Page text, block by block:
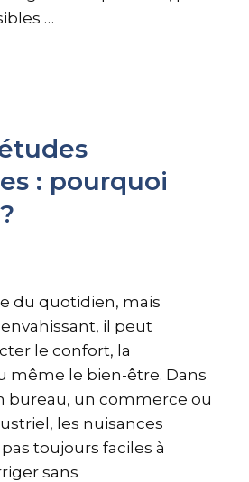
…
: pourquoi
du quotidien, mais
il peut
le confort, la
même le bien-être. Dans
bureau, un commerce ou
les nuisances
toujours faciles à
sans